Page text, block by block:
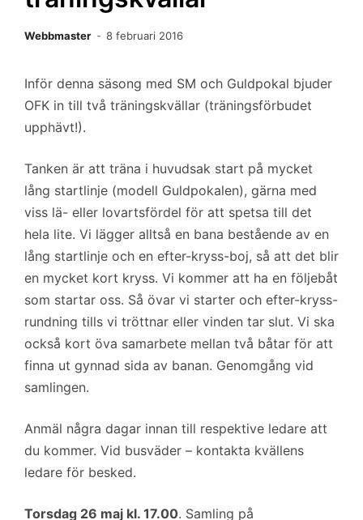
Webbmaster 8 februari 2016
Inför denna säsong med SM och Guldpokal bjuder
OFK in till två träningskvällar (träningsförbudet
upphävt!).
Tanken är att träna i huvudsak start på mycket
lång startlinje (modell Guldpokalen), gärna med
viss lä- eller lovartsfördel för att spetsa till det
hela lite. Vi lägger alltså en bana bestående av en
lång startlinje och en efter-kryss-boj, så att det blir
en mycket kort kryss. Vi kommer att ha en följebåt
som startar oss. Så övar vi starter och efter-kryss-
rundning tills vi tröttnar eller vinden tar slut. Vi ska
också kort öva samarbete mellan två båtar för att
finna ut gynnad sida av banan. Genomgång vid
samlingen.
Anmäl några dagar innan till respektive ledare att
du kommer. Vid busväder – kontakta kvällens
ledare för besked.
Torsdag 26 maj kl. 17.00. Samling på